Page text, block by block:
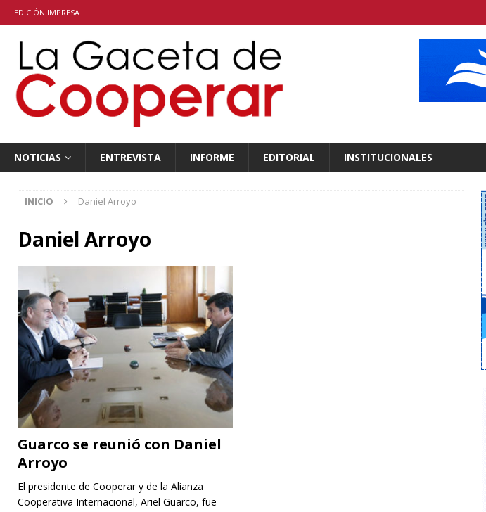
EDICIÓN IMPRESA
NOTICIAS ENTREVISTA INFORME EDITORIAL INSTITUCIONALES
INICIO Daniel Arroyo
Daniel Arroyo
Guarco se reunió con Daniel
Arroyo
El presidente de Cooperar y de la Alianza
Cooperativa Internacional, Ariel Guarco, fue